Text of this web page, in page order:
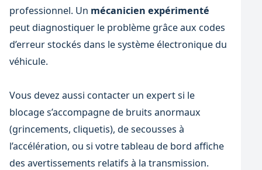
professionnel. Un mécanicien expérimenté
peut diagnostiquer le problème grâce aux codes
d’erreur stockés dans le système électronique du
véhicule.
Vous devez aussi contacter un expert si le
blocage s’accompagne de bruits anormaux
(grincements, cliquetis), de secousses à
l’accélération, ou si votre tableau de bord affiche
des avertissements relatifs à la transmission.